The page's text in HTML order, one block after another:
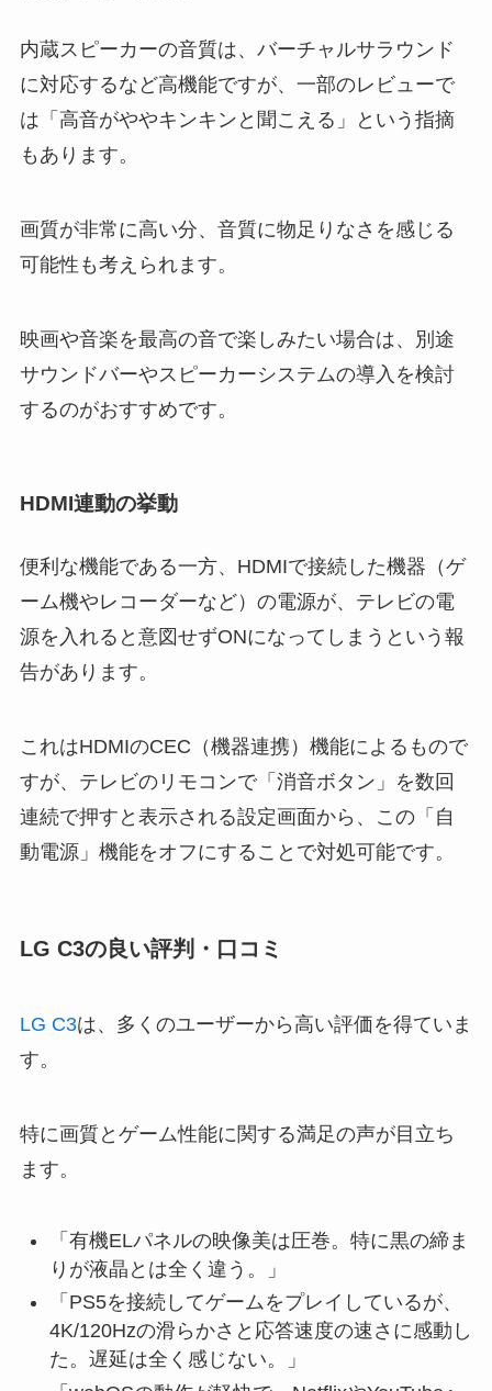
内蔵スピーカーの音質は、バーチャルサラウンド
に対応するなど高機能ですが、一部のレビューで
は「高音がややキンキンと聞こえる」という指摘
もあります。
画質が非常に高い分、音質に物足りなさを感じる
可能性も考えられます。
映画や音楽を最高の音で楽しみたい場合は、別途
サウンドバーやスピーカーシステムの導入を検討
するのがおすすめです。
HDMI連動の挙動
便利な機能である一方、HDMIで接続した機器（ゲ
ーム機やレコーダーなど）の電源が、テレビの電
源を入れると意図せずONになってしまうという報
告があります。
これはHDMIのCEC（機器連携）機能によるもので
すが、テレビのリモコンで「消音ボタン」を数回
連続で押すと表示される設定画面から、この「自
動電源」機能をオフにすることで対処可能です。
LG C3の良い評判・口コミ
LG C3は、多くのユーザーから高い評価を得ていま
す。
特に画質とゲーム性能に関する満足の声が目立ち
ます。
「有機ELパネルの映像美は圧巻。特に黒の締ま
りが液晶とは全く違う。」
「PS5を接続してゲームをプレイしているが、
4K/120Hzの滑らかさと応答速度の速さに感動し
た。遅延は全く感じない。」